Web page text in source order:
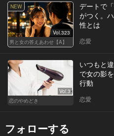
NEW
Vol.323
男と女の答えあわせ【A】
デートで
がつく。
性とは
恋愛
Vol.3
恋のやめどき
いつもと
で女の影
行動
恋愛
フォローする